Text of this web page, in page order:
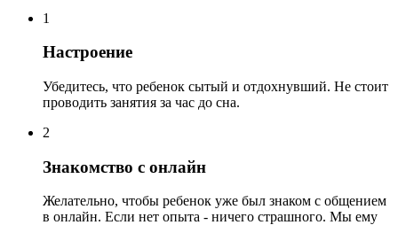
1
Настроение
Убедитесь, что ребенок сытый и отдохнувший. Не стоит
проводить занятия за час до сна.
2
Знакомство с онлайн
Желательно, чтобы ребенок уже был знаком с общением
в онлайн. Если нет опыта - ничего страшного. Мы ему